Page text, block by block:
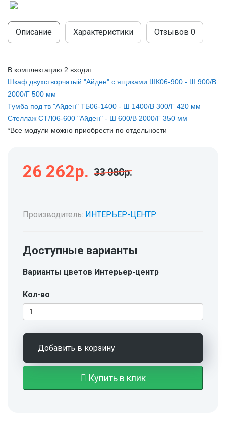
СТОЛЫ ПИСЬМЕННЫЕ
ТУМБЫ
МОДУЛЬНЫЕ КУХНИ
МОЙКИ
СТУЛЬЯ
ТАБУРЕТЫ
ШКАФЫ
ЭТАЖЕРКИ И БАНКЕТКИ
Описание Характеристики Отзывов 0
В комплектацию 2 входит:
Шкаф двухстворчатый "Айден" с ящиками ШК06-900 - Ш 900/В
2000/Г 500 мм
Тумба под тв "Айден" ТБ06-1400 - Ш 1400/В 300/Г 420 мм
Стеллаж СТЛ06-600 "Айден" - Ш 600/В 2000/Г 350 мм
*Все модули можно приобрести по отдельности
26 262р. 33 080р.
Производитель: ИНТЕРЬЕР-ЦЕНТР
Доступные варианты
Варианты цветов Интерьер-центр
Кол-во
Добавить в корзину
Купить в клик